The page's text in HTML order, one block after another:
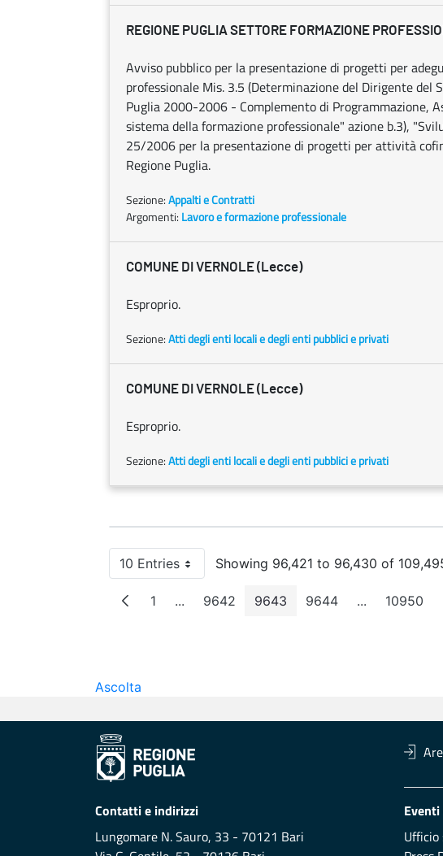
REGIONE PUGLIA SETTORE FORMAZIONE
Avviso pubblico per la presentazione di progetti per
professionale Mis. 3.5 (Determinazione del Dirigente del
Puglia 2000-2006 - Complemento di Programmazione,
sistema della formazione professionale" azione b.3),
25/2006 per la presentazione di progetti per attività
Regione Puglia.
Sezione:Appalti e Contratti
Argomenti: Lavoro e formazione professionale
COMUNE DI VERNOLE (Lecce)
Esproprio.
Sezione:Atti degli enti locali e degli enti pubblici e privati
COMUNE DI VERNOLE (Lecce)
Esproprio.
Sezione:Atti degli enti locali e degli enti pubblici e privati
10 EntriesPer Page Showing 96,421 to 96,430 of
Page
1 ...Intermediate Pages
Page
9642 Page
9643 Page
9644 ...Intermediate
Page
10950
Ascolta
Contatti e indirizzi
Lungomare N. Sauro, 33 - 70121 Bari